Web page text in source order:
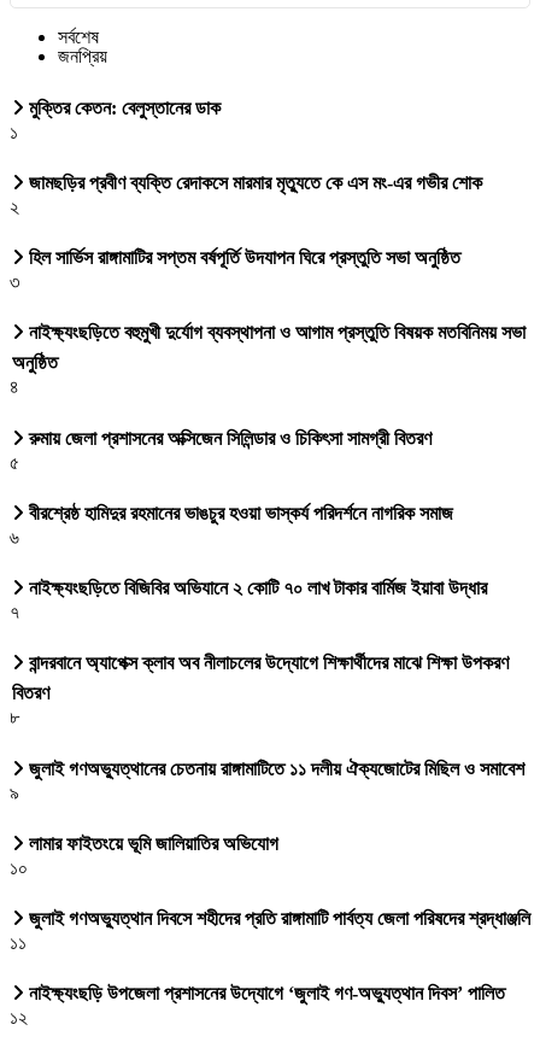
সর্বশেষ
জনপ্রিয়
মুক্তির কেতন: বেলুস্তানের ডাক
১
জামছড়ির প্রবীণ ব্যক্তি রেদাকসে মারমার মৃত্যুতে কে এস মং-এর গভীর শোক
২
হিল সার্ভিস রাঙ্গামাটির সপ্তম বর্ষপূর্তি উদযাপন ঘিরে প্রস্তুতি সভা অনুষ্ঠিত
৩
নাইক্ষ্যংছড়িতে বহুমুখী দুর্যোগ ব্যবস্থাপনা ও আগাম প্রস্তুতি বিষয়ক মতবিনিময় সভা
অনুষ্ঠিত
৪
রুমায় জেলা প্রশাসনের অক্সিজেন সিলিন্ডার ও চিকিৎসা সামগ্রী বিতরণ
৫
বীরশ্রেষ্ঠ হামিদুর রহমানের ভাঙচুর হওয়া ভাস্কর্য পরিদর্শনে নাগরিক সমাজ
৬
নাইক্ষ্যংছড়িতে বিজিবির অভিযানে ২ কোটি ৭০ লাখ টাকার বার্মিজ ইয়াবা উদ্ধার
৭
বান্দরবানে অ্যাপেক্স ক্লাব অব নীলাচলের উদ্যোগে শিক্ষার্থীদের মাঝে শিক্ষা উপকরণ
বিতরণ
৮
জুলাই গণঅভ্যুত্থানের চেতনায় রাঙ্গামাটিতে ১১ দলীয় ঐক্যজোটের মিছিল ও সমাবেশ
৯
লামার ফাইতংয়ে ভূমি জালিয়াতির অভিযোগ
১০
জুলাই গণঅভ্যুত্থান দিবসে শহীদের প্রতি রাঙ্গামাটি পার্বত্য জেলা পরিষদের শ্রদ্ধাঞ্জলি
১১
নাইক্ষ্যংছড়ি উপজেলা প্রশাসনের উদ্যোগে ‘জুলাই গণ-অভ্যুত্থান দিবস’ পালিত
১২